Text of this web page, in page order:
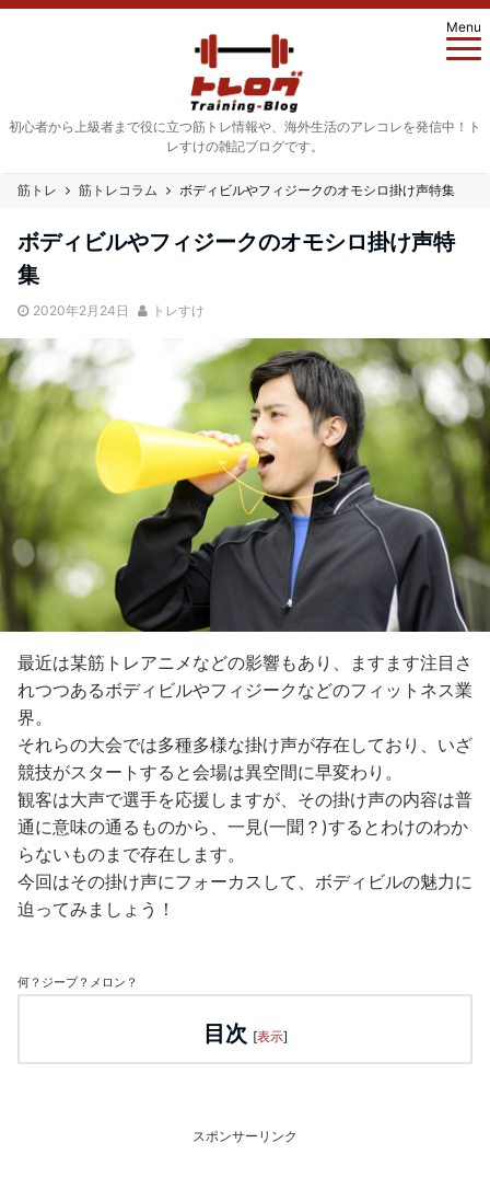
初心者から上級者まで役に立つ筋トレ情報や、海外生活のアレコレを発信中！ト
レすけの雑記ブログです。
Menu
筋トレ 筋トレコラム ボディビルやフィジークのオモシロ掛け声特集
ボディビルやフィジークのオモシロ掛け声特
集
2020年2月24日 トレすけ
最近は某筋トレアニメなどの影響もあり、ますます注目さ
れつつあるボディビルやフィジークなどのフィットネス業
界。
それらの大会では多種多様な掛け声が存在しており、いざ
競技がスタートすると会場は異空間に早変わり。
観客は大声で選手を応援しますが、その掛け声の内容は普
通に意味の通るものから、一見(一聞？)するとわけのわか
らないものまで存在します。
今回はその掛け声にフォーカスして、ボディビルの魅力に
迫ってみましょう！
何？ジープ？メロン？
目次 [表示]
スポンサーリンク